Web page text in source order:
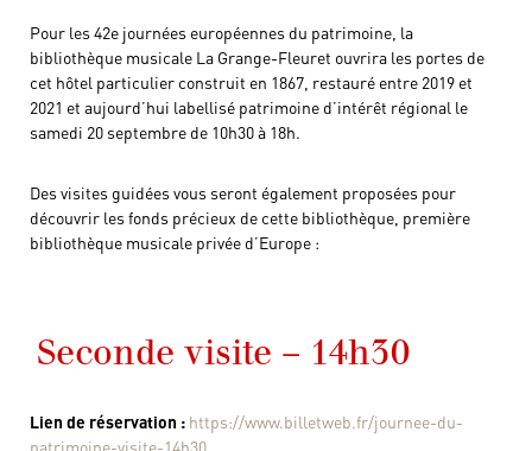
Pour les 42e journées européennes du patrimoine, la
bibliothèque musicale La Grange-Fleuret ouvrira les portes de
cet hôtel particulier construit en 1867, restauré entre 2019 et
2021 et aujourd’hui labellisé patrimoine d’intérêt régional le
samedi 20 septembre de 10h30 à 18h.
Des visites guidées vous seront également proposées pour
découvrir les fonds précieux de cette bibliothèque, première
bibliothèque musicale privée d’Europe :
Seconde visite – 14h30
Lien de réservation : https://www.billetweb.fr/journee-du-
patrimoine-visite-14h30